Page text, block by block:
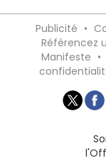
Publicité •
Référencez
Manifeste •